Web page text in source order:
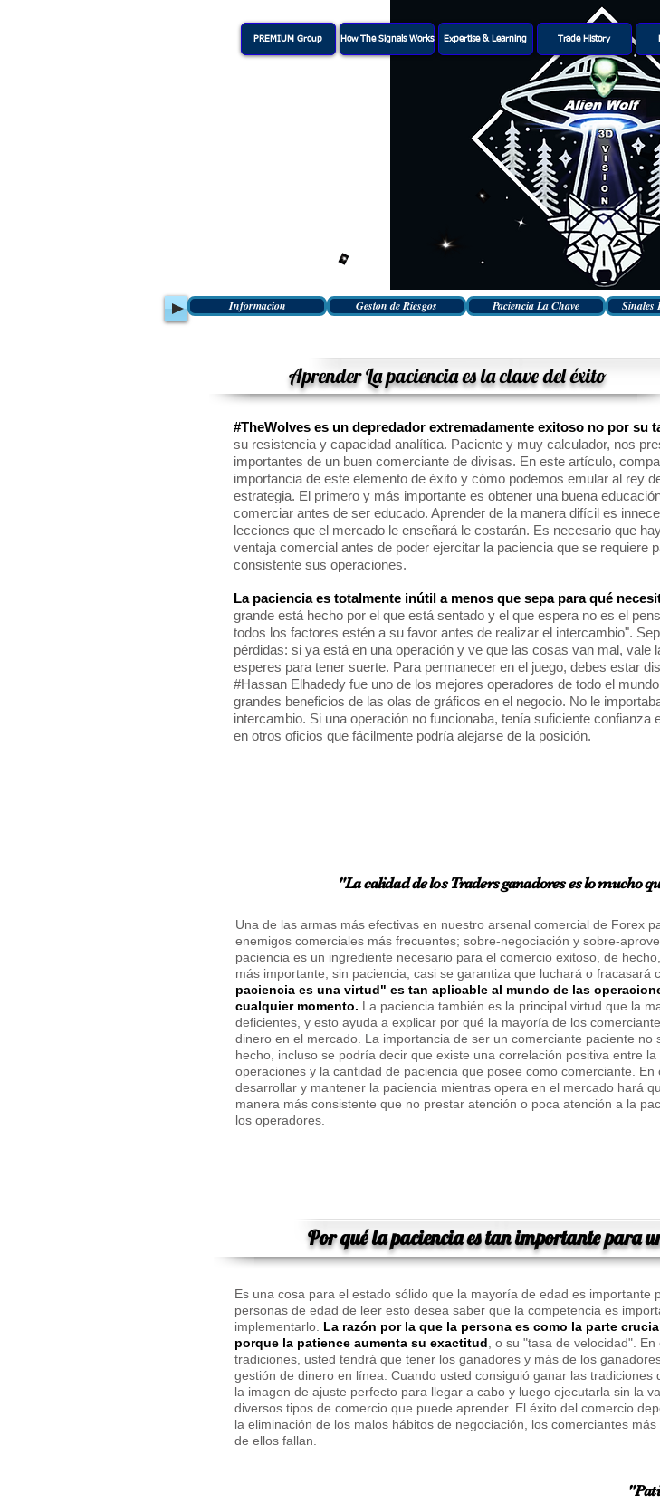
PREMIUM Group How The Signals Works Expertise & Learning Trade History
Informacion Geston de Riesgos Paciencia La Chave Sinales
Por qué la paciencia es tan importante para
Una de las armas más efectivas en nuestro arsenal comercial de Forex
enemigos comerciales más frecuentes; sobre-negociación y sobre-
paciencia es un ingrediente necesario para el comercio exitoso, de
más importante; sin paciencia, casi se garantiza que luchará o fracasará
paciencia es una virtud" es tan aplicable al mundo de las
cualquier momento. La paciencia también es la principal virtud que la
deficientes, y esto ayuda a explicar por qué la mayoría de los
dinero en el mercado. La importancia de ser un comerciante paciente no
hecho, incluso se podría decir que existe una correlación positiva entre
operaciones y la cantidad de paciencia que posee como comerciante.
desarrollar y mantener la paciencia mientras opera en el mercado hará
manera más consistente que no prestar atención o poca atención a la
los operadores.
"La calidad de los Traders ganadores es lo mucho
#TheWolves es un depredador extremadamente exitoso no por su
su resistencia y capacidad analítica. Paciente y muy calculador, nos
importantes de un buen comerciante de divisas. En este artículo,
importancia de este elemento de éxito y cómo podemos emular al rey
estrategia. El primero y más importante es obtener una buena
comerciar antes de ser educado. Aprender de la manera difícil es
lecciones que el mercado le enseñará le costarán. Es necesario que
ventaja comercial antes de poder ejercitar la paciencia que se requiere
consistente sus operaciones.
La paciencia es totalmente inútil a menos que sepa para qué
grande está hecho por el que está sentado y el que espera no es el
todos los factores estén a su favor antes de realizar el intercambio".
pérdidas: si ya está en una operación y ve que las cosas van mal, vale
esperes para tener suerte. Para permanecer en el juego, debes estar
#Hassan Elhadedy fue uno de los mejores operadores de todo el
grandes beneficios de las olas de gráficos en el negocio. No le
intercambio. Si una operación no funcionaba, tenía suficiente confianza
en otros oficios que fácilmente podría alejarse de la posición.
Aprender La paciencia es la clave del éxito
Es una cosa para el estado sólido que la mayoría de edad es importante
personas de edad de leer esto desea saber que la competencia es
implementarlo. La razón por la que la persona es como la parte
porque la patience aumenta su exactitud , o su "tasa de velocidad".
tradiciones, usted tendrá que tener los ganadores y más de los
gestión de dinero en línea. Cuando usted consiguió ganar las
la imagen de ajuste perfecto para llegar a cabo y luego ejecutarla sin la
diversos tipos de comercio que puede aprender. El éxito del comercio
la eliminación de los malos hábitos de negociación, los comerciantes
de ellos fallan.